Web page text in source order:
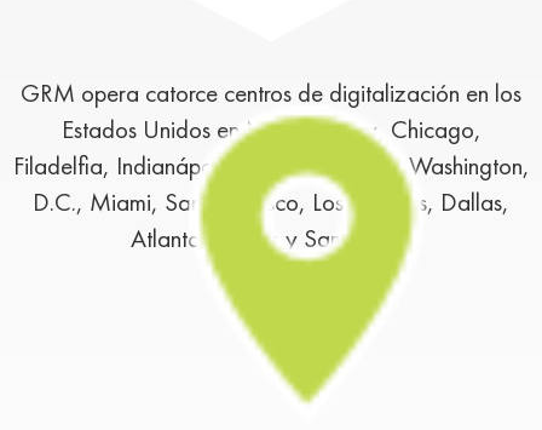
GRM opera catorce centros de digitalización en los
Estados Unidos en Nueva Jersey, Chicago,
Filadelfia, Indianápolis, Houston, Austin, Washington,
D.C., Miami, San Francisco, Los Ángeles, Dallas,
Atlanta, Boston y San Diego.